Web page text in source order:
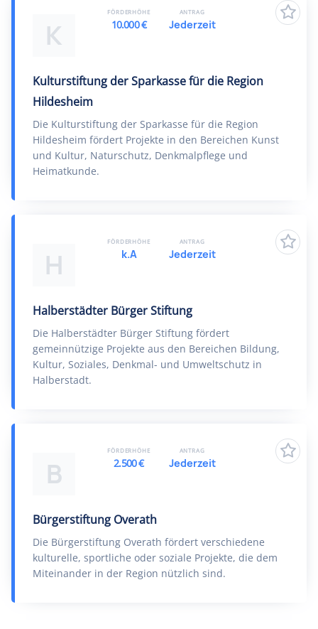
K
Kulturstiftung der Sparkasse für die Region
Hildesheim
Die Kulturstiftung der Sparkasse für die Region
Hildesheim fördert Projekte in den Bereichen Kunst
und Kultur, Naturschutz, Denkmalpflege und
Heimatkunde.
FÖRDERHÖHE
10.000 €
ANTRAG
Jederzeit
H
Halberstädter Bürger Stiftung
Die Halberstädter Bürger Stiftung fördert
gemeinnützige Projekte aus den Bereichen Bildung,
Kultur, Soziales, Denkmal- und Umweltschutz in
Halberstadt.
FÖRDERHÖHE
k.A
ANTRAG
Jederzeit
B
Bürgerstiftung Overath
Die Bürgerstiftung Overath fördert verschiedene
kulturelle, sportliche oder soziale Projekte, die dem
Miteinander in der Region nützlich sind.
FÖRDERHÖHE
2.500 €
ANTRAG
Jederzeit